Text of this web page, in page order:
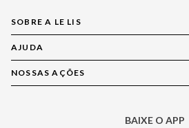
SOBRE A LE LIS
Quem Somos
Nossas Lojas
Política de Privacidade
AJUDA
Compre pelo WhatsApp
Central de Relacionamento
NOSSAS AÇÕES
BAIXE O APP